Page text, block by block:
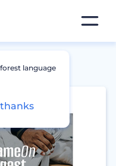
language